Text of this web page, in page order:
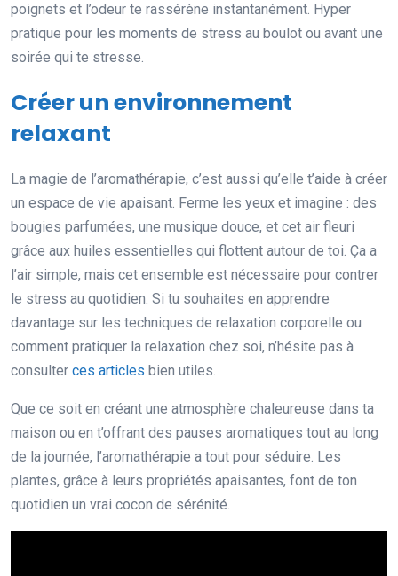
poignets et l’odeur te rassérène instantanément. Hyper
pratique pour les moments de stress au boulot ou avant une
soirée qui te stresse.
Créer un environnement
relaxant
La magie de l’aromathérapie, c’est aussi qu’elle t’aide à créer
un espace de vie apaisant. Ferme les yeux et imagine : des
bougies parfumées, une musique douce, et cet air fleuri
grâce aux huiles essentielles qui flottent autour de toi. Ça a
l’air simple, mais cet ensemble est nécessaire pour contrer
le stress au quotidien. Si tu souhaites en apprendre
davantage sur les techniques de relaxation corporelle ou
comment pratiquer la relaxation chez soi, n’hésite pas à
consulter ces articles bien utiles.
Que ce soit en créant une atmosphère chaleureuse dans ta
maison ou en t’offrant des pauses aromatiques tout au long
de la journée, l’aromathérapie a tout pour séduire. Les
plantes, grâce à leurs propriétés apaisantes, font de ton
quotidien un vrai cocon de sérénité.